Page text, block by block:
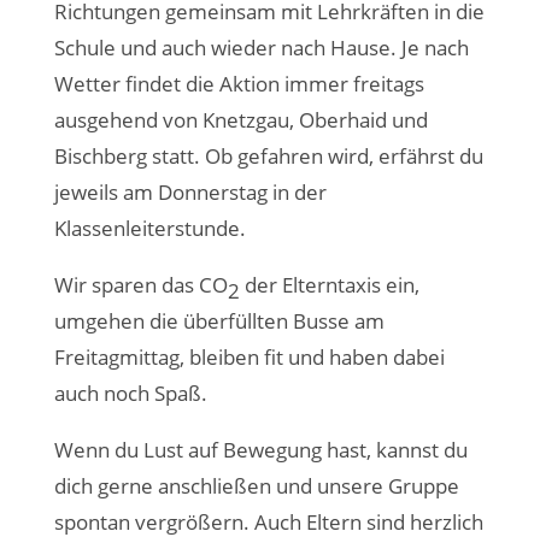
Richtungen gemeinsam mit Lehrkräften in die
Schule und auch wieder nach Hause. Je nach
Wetter findet die Aktion immer freitags
ausgehend von Knetzgau, Oberhaid und
Bischberg statt. Ob gefahren wird, erfährst du
jeweils am Donnerstag in der
Klassenleiterstunde.
Wir sparen das CO2 der Elterntaxis ein,
umgehen die überfüllten Busse am
Freitagmittag, bleiben fit und haben dabei
auch noch Spaß.
Wenn du Lust auf Bewegung hast, kannst du
dich gerne anschließen und unsere Gruppe
spontan vergrößern. Auch Eltern sind herzlich